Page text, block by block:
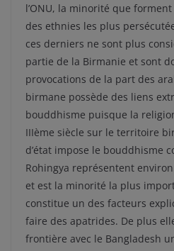
l’ONU, la minorité que
des ethnies les plus
ces derniers ne sont plus
partie de la Birmanie et sont
provocations de la part des
birmane possède des liens
bouddhisme puisque la
IIIème siècle sur le territoire
d’état impose le bouddhisme
Rohingya représentent
et est la minorité la plus
constitue un des facteurs
faire des apatrides. De plus
frontière avec le Bangladesh